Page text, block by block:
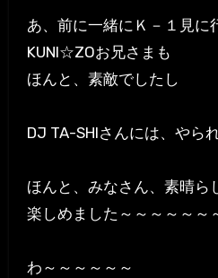
あ、前に一緒にＫ－１見に
KUNI☆ZOお兄さまも
ほんと、素敵でしたし
DJ TA-SHIさんには、やら
ほんと、みなさん、素晴ら
楽しめました～～～～～～
わ～～～～～～